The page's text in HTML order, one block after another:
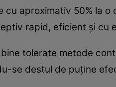
cu aproximativ 50% la
rapid, eficient şi cu
tolerate metode
se destul de puţine